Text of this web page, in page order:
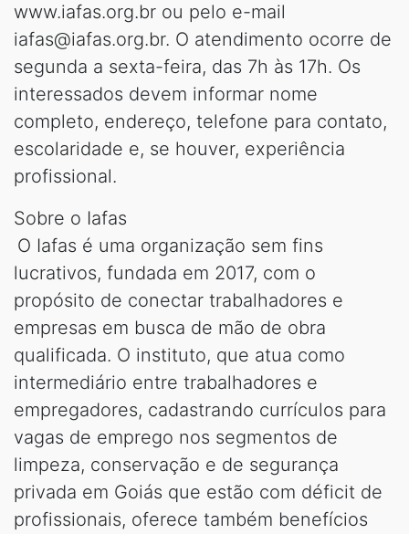
www.iafas.org.br ou pelo e-mail
iafas@iafas.org.br. O atendimento ocorre de
segunda a sexta-feira, das 7h às 17h. Os
interessados devem informar nome
completo, endereço, telefone para contato,
escolaridade e, se houver, experiência
profissional.
Sobre o Iafas
O Iafas é uma organização sem fins
lucrativos, fundada em 2017, com o
propósito de conectar trabalhadores e
empresas em busca de mão de obra
qualificada. O instituto, que atua como
intermediário entre trabalhadores e
empregadores, cadastrando currículos para
vagas de emprego nos segmentos de
limpeza, conservação e de segurança
privada em Goiás que estão com déficit de
profissionais, oferece também benefícios